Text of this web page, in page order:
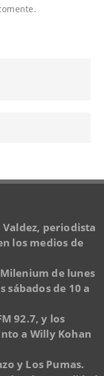
periodista
los medios de
de lunes
sábados de 10 a
92.7, y los
a Willy Kohan
y Los Pumas.